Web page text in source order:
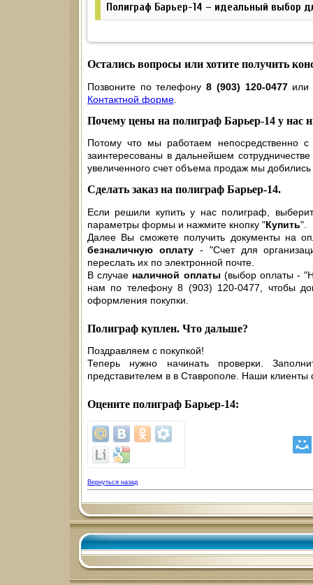
Полиграф Барьер-14 – идеальный выбор
Остались вопросы или хотите получить
Позвоните по телефону8 (903) 120-0477или
Контактной форме
Почему цены на полиграф Барьер-14 у нас
Потому что мы работаем непосредственно с
заинтересованы в дальнейшем
увеличенного счет объема продаж мы
Сделать заказ на полиграф Барьер-14.
Если решили купить у нас полиграф,
параметры формы и нажмите кнопку "Купить".
Далее Вы сможете получить документы на
безналичную оплату- "Счет для
переслать их по электронной почте.
В случае наличной оплаты (выбор оплаты -
нам по телефону 8 (903) 120-0477, чтобы
оформления покупки.
Полиграф куплен. Что дальше?
Поздравляем с покупкой!
Теперь нужно начинать проверки.
представителем в в Ставрополе. Наши
Оцените полиграф Барьер-14:
Вернуться назад